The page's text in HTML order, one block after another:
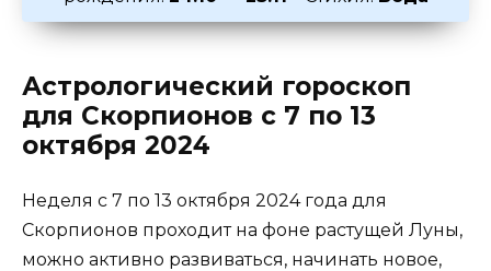
Астрологический гороскоп
для Скорпионов с 7 по 13
октября 2024
Неделя с 7 по 13 октября 2024 года для
Скорпионов проходит на фоне растущей Луны,
можно активно развиваться, начинать новое,